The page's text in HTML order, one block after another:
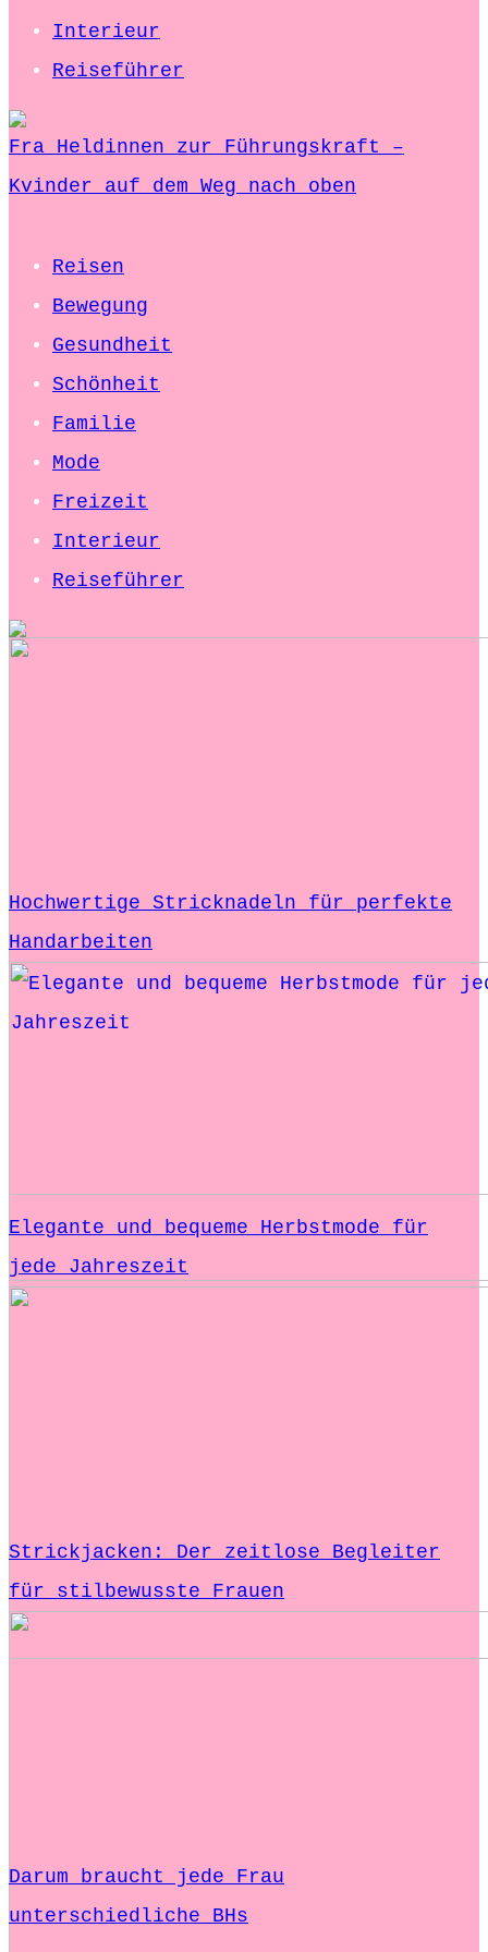
Interieur
Reiseführer
Fra Heldinnen zur Führungskraft –
Kvinder auf dem Weg nach oben
Reisen
Bewegung
Gesundheit
Schönheit
Familie
Mode
Freizeit
Interieur
Reiseführer
Hochwertige Stricknadeln für perfekte
Handarbeiten
Elegante und bequeme Herbstmode für
jede Jahreszeit
Strickjacken: Der zeitlose Begleiter
für stilbewusste Frauen
Darum braucht jede Frau
unterschiedliche BHs